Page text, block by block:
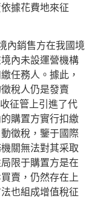
據花費地來征
內銷售方在我國境
內未設運營機構
任務人。據此，
稅人仍是發賣
征管上引進了代
購置方實行扣繳
徵稅，鑒于國際
關無法對其采取
限于購置方是在
賣，仍然存在上
也組成增值稅征